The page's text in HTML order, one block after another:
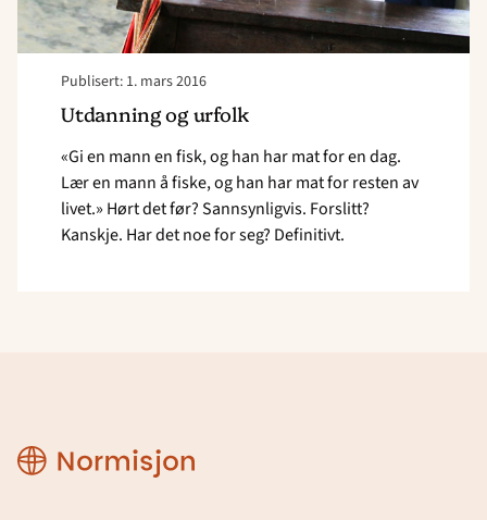
Publisert: 1. mars 2016
Utdanning og urfolk
«Gi en mann en fisk, og han har mat for en dag.
Lær en mann å fiske, og han har mat for resten av
livet.» Hørt det før? Sannsynligvis. Forslitt?
Kanskje. Har det noe for seg? Definitivt.
Normisjon